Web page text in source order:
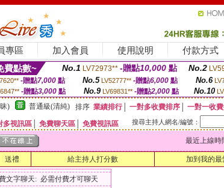
專區 加入會員 使用說明 付款方式
費點數~ No.1 LV72973** -贈點10,000 點 No.2
-贈點7,000點 No.5 LV52777** -贈點6,000點 No.6
-贈點3,000 點 No.9 LV69831** -贈點2,000點 No.10
) 普通級(清純) 排序 業績排行│ 一對多收費排序
一對一收
多視訊區 免費聊天區 免費視訊區 搜尋主持人網名/編號：
最近上線時
送禮 給主持人打分數 加到我的最
文字聊天: 必需付費才可聊天